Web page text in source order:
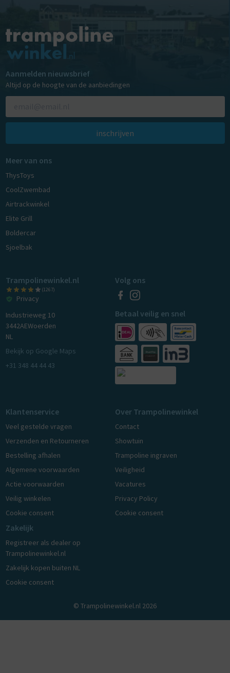
Aanmelden nieuwsbrief
Altijd op de hoogte van de aanbiedingen
inschrijven
Meer van ons
ThysToys
CoolZwembad
Airtrackwinkel
Elite Grill
Boldercar
Sjoelbak
Trampolinewinkel.nl
(1267)
Privacy
Industrieweg 10
3442AEWoerden
NL
Bekijk op Google Maps
+31 348 44 44 43
Volg ons
Betaal veilig en snel
Klantenservice
Veel gestelde vragen
Verzenden en Retourneren
Bestelling afhalen
Algemene voorwaarden
Actie voorwaarden
Veilig winkelen
Cookie consent
Over Trampolinewinkel
Contact
Showtuin
Trampoline ingraven
Veiligheid
Vacatures
Privacy Policy
Cookie consent
Zakelijk
Registreer als dealer op
Trampolinewinkel.nl
Zakelijk kopen buiten NL
Cookie consent
© Trampolinewinkel.nl 2026